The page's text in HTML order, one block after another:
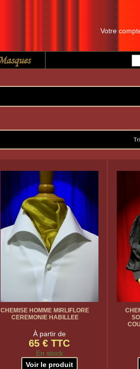
Votre
Tri
CHEMISE HOMME MIRLIFLORE
CEREMONIE HABILLEE
À partir de
65 € TTC
En stock
Voir le produit